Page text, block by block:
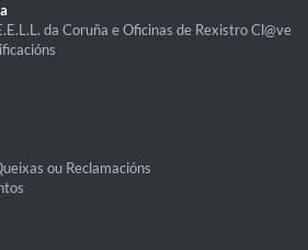
da Coruña e Oficinas de Rexistro Cl@ve
ou Reclamacións